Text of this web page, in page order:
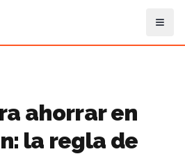
ahorrar en
la regla de